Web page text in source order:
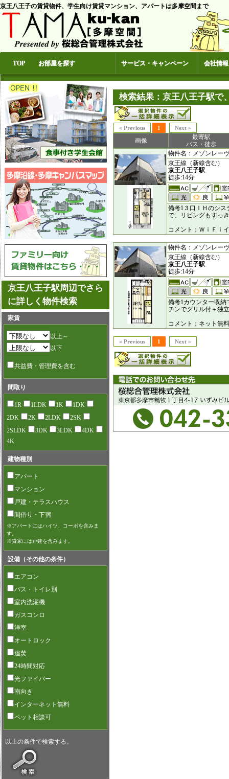
京王八王子の賃貸物件、学生向け賃貸マンション、アパートは多摩空間まで
TOP お部屋を探す サービス・キャンペーン 会社情報
検索結果：京王八王子駅で
« Previous 1 Next »
画像
最寄駅
バス・徒歩
物件名：メゾンレー
京王線（新線含む）
京王八王子駅
徒歩:14分
備考1３口ＩＨのシ
で、リビングもすっ
コメント：ＷｉＦｉ
物件名：メゾンレー
京王線（新線含む）
京王八王子駅
徒歩:14分
備考1カウンター収
チンでグリル付＋独
コメント：ネット無
« Previous 1 Next »
京王八王子駅周辺でさら
に詳しく物件検索
家賃
以上～
以下
共益費・管理費を含む
間取り
1R 1LDK 1K
1DK
2DK
2K 2LDK
2SK
2SLDK
3DK 3LDK
4DK
4K
建物種別
アパート
マンション
戸建・テラスハウス
間借り・下宿
※アパートにはハイツ、コーポを含みま
す。
※貸家には戸建を含みます。
設備（その他の条件）
エアコン
バス・トイレ別
室内洗濯機
ガスコンロ
洋室
オートロック
追焚
24時間対応
光ファイバー
南向き
インターネット無料
ペット相談可
以上の条件で検索する。